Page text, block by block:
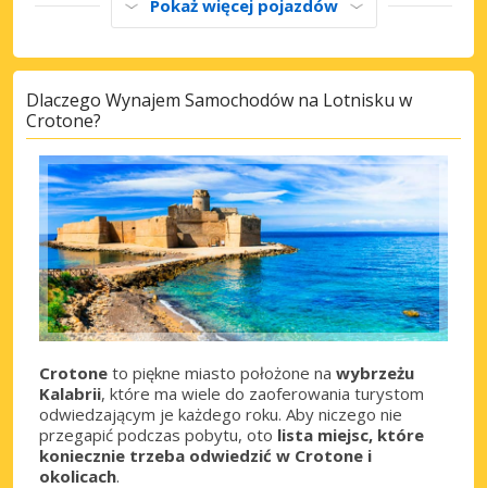
Pokaż więcej pojazdów
Dlaczego Wynajem Samochodów na Lotnisku w
Crotone?
Crotone to piękne miasto położone na wybrzeżu
Kalabrii, które ma wiele do zaoferowania turystom
odwiedzającym je każdego roku. Aby niczego nie
przegapić podczas pobytu, oto lista miejsc, które
koniecznie trzeba odwiedzić w Crotone i
okolicach.